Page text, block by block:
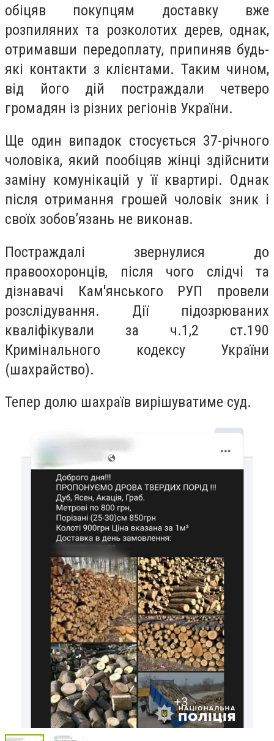
обіцяв покупцям доставку вже
розпиляних та розколотих дерев, однак,
отримавши передоплату, припиняв будь-
які контакти з клієнтами. Таким чином,
від його дій постраждали четверо
громадян із різних регіонів України.
Ще один випадок стосується 37-річного
чоловіка, який пообіцяв жінці здійснити
заміну комунікацій у її квартирі. Однак
після отримання грошей чоловік зник і
своїх зобов’язань не виконав.
Постраждалі звернулися до
правоохоронців, після чого слідчі та
дізнавачі Кам'янського РУП провели
розслідування. Дії підозрюваних
кваліфікували за ч.1,2 ст.190
Кримінального кодексу України
(шахрайство).
Тепер долю шахраїв вирішуватиме суд.